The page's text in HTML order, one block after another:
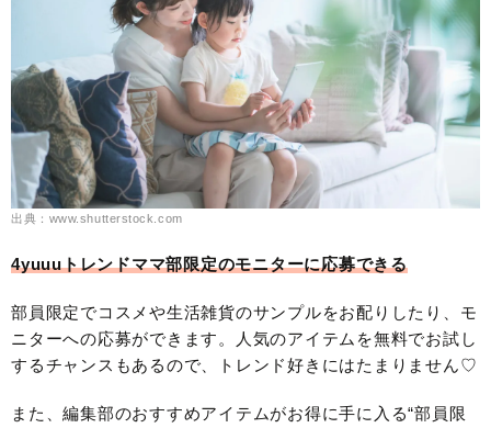
出典：www.shutterstock.com
4yuuuトレンドママ部限定のモニターに応募できる
部員限定でコスメや生活雑貨のサンプルをお配りしたり、モ
ニターへの応募ができます。人気のアイテムを無料でお試し
するチャンスもあるので、トレンド好きにはたまりません♡
また、編集部のおすすめアイテムがお得に手に入る“部員限